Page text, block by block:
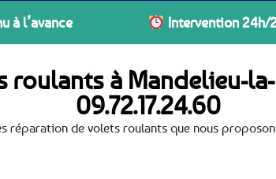
à l’avance Intervention 24h/
roulants à Mandelieu-
09.72.17.24.60
réparation de volets roulants que nous